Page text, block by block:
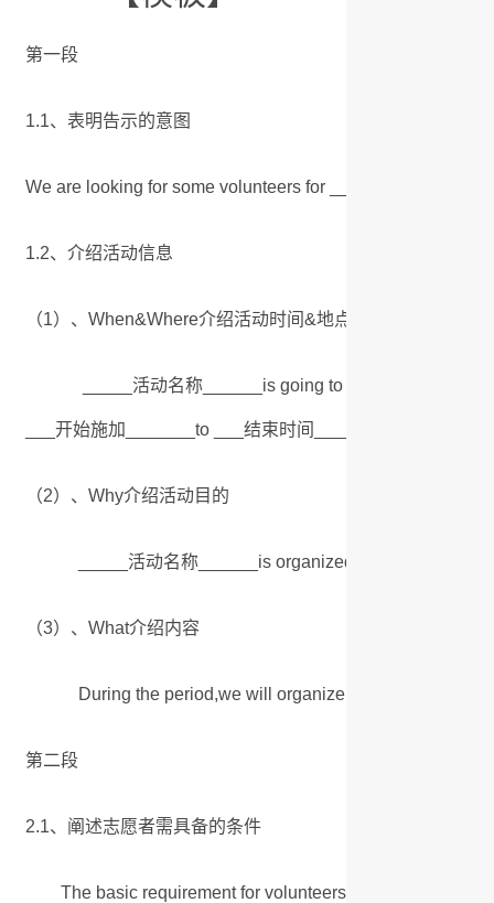
第一段
1.1、表明告示的意图
We are looking for some volunteers for
1.2、介绍活动信息
（1）、When&Where介绍活动时间&地点
_____活动名称______is going to be held in ____地
___开始施加_______to ___结束时间______。
（2）、Why介绍活动目的
_____活动名称______is organized to _______目的
（3）、What介绍内容
During the period,we will organize a variety of
第二段
2.1、阐述志愿者需具备的条件
The basic requirement for volunteers is____________.